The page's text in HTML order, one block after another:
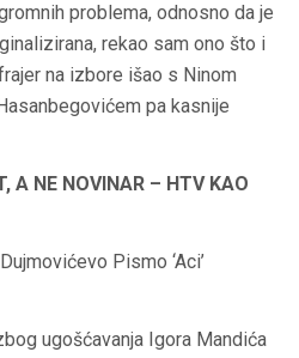
problema, odnosno da je
rekao sam ono što i
na izbore išao s Ninom
pa kasnije
A NE NOVINAR – HTV KAO
Pismo ‘Aci’
ugošćavanja Igora Mandića